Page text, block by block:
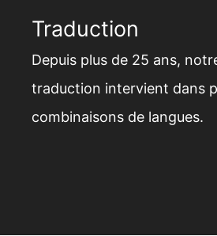
Traduction
Depuis plus de 25 ans,
traduction intervient dans
combinaisons de langues.